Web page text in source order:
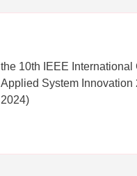
the 10th IEEE International
Applied System Innovation
2024)